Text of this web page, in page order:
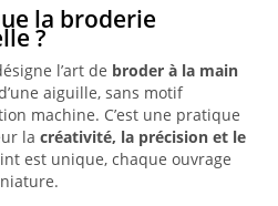
la broderie
?
l’art de broder à la main
aiguille, sans motif
machine. C’est une pratique
la créativité, la précision et le
est unique, chaque ouvrage